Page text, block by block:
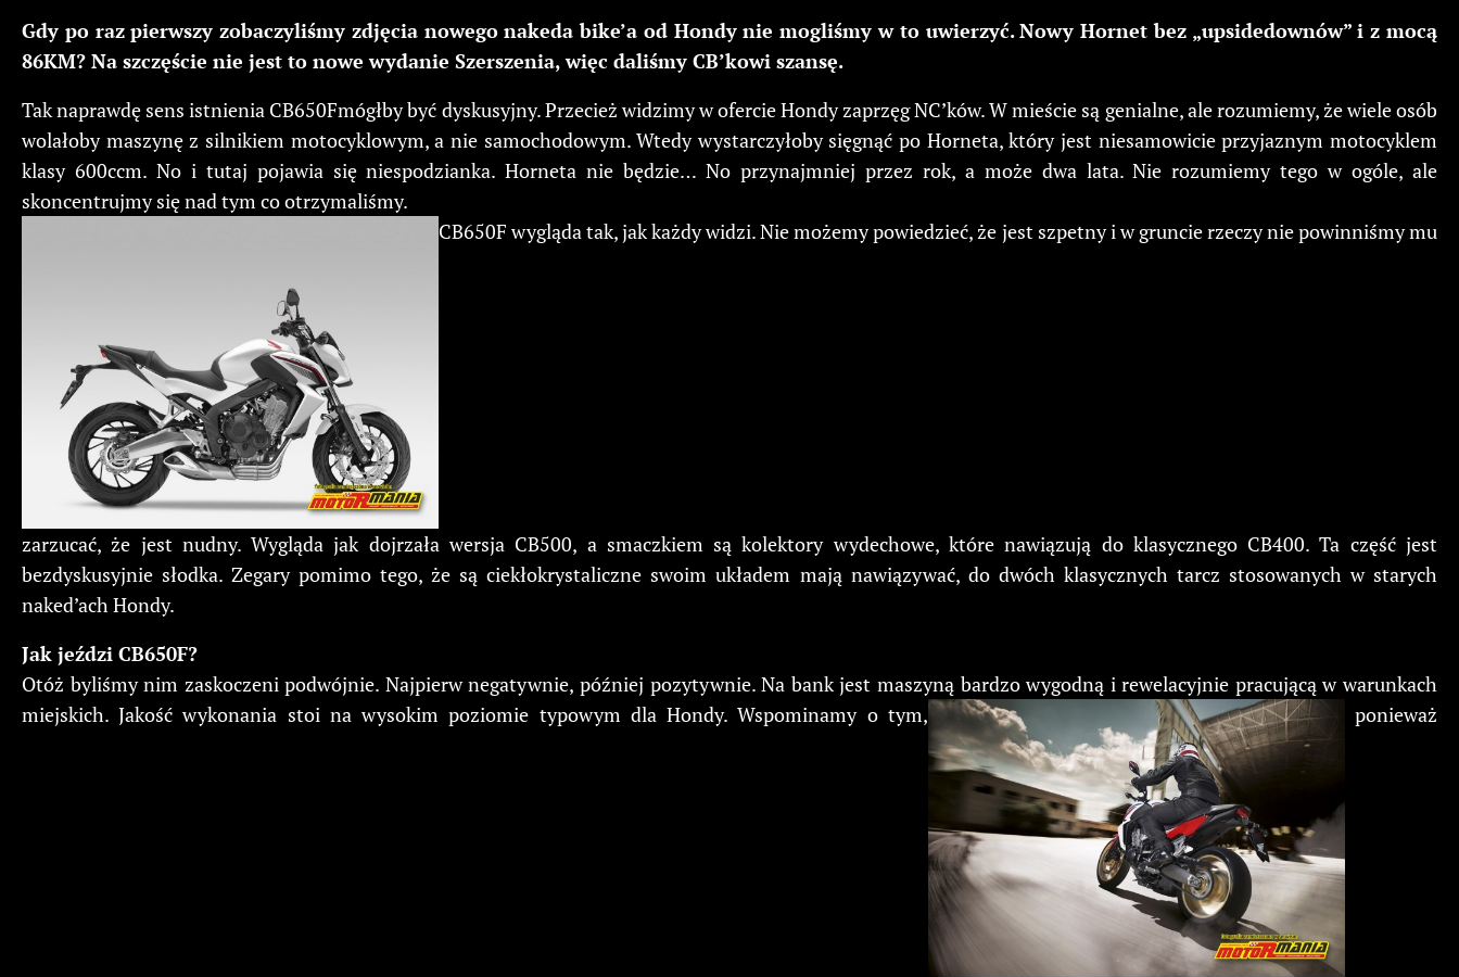
Gdy po raz pierwszy zobaczyliśmy zdjęcia nowego nakeda bike’a od Hondy nie mogliśmy w to uwierzyć. Nowy Hornet bez „upsidedownów” i z mocą
86KM? Na szczęście nie jest to nowe wydanie Szerszenia, więc daliśmy CB’kowi szansę.
Tak naprawdę sens istnienia CB650Fmógłby być dyskusyjny. Przecież widzimy w ofercie Hondy zaprzęg NC’ków. W mieście są genialne, ale rozumiemy, że wiele osób
wolałoby maszynę z silnikiem motocyklowym, a nie samochodowym. Wtedy wystarczyłoby sięgnąć po Horneta, który jest niesamowicie przyjaznym motocyklem
klasy 600ccm. No i tutaj pojawia się niespodzianka. Horneta nie będzie… No przynajmniej przez rok, a może dwa lata. Nie rozumiemy tego w ogóle, ale
skoncentrujmy się nad tym co otrzymaliśmy.
CB650F wygląda tak, jak każdy widzi. Nie możemy powiedzieć, że jest szpetny i w gruncie rzeczy nie powinniśmy mu
zarzucać, że jest nudny. Wygląda jak dojrzała wersja CB500, a smaczkiem są kolektory wydechowe, które nawiązują do klasycznego CB400. Ta część jest
bezdyskusyjnie słodka. Zegary pomimo tego, że są ciekłokrystaliczne swoim układem mają nawiązywać, do dwóch klasycznych tarcz stosowanych w starych
naked’ach Hondy.
Jak jeździ CB650F?
Otóż byliśmy nim zaskoczeni podwójnie. Najpierw negatywnie, później pozytywnie. Na bank jest maszyną bardzo wygodną i rewelacyjnie pracującą w warunkach
miejskich. Jakość wykonania stoi na wysokim poziomie typowym dla Hondy. Wspominamy o tym,
ponieważ